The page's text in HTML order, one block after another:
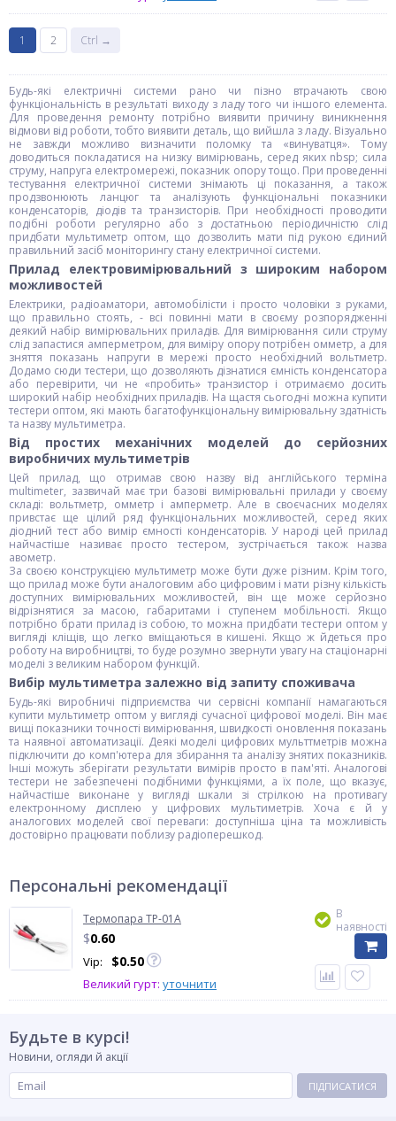
1 2 Ctrl →
Будь-які електричні системи рано чи пізно втрачають свою
функціональність в результаті виходу з ладу того чи іншого елемента.
Для проведення ремонту потрібно виявити причину виникнення
відмови від роботи, тобто виявити деталь, що вийшла з ладу. Візуально
не завжди можливо визначити поломку та «винуватця». Тому
доводиться покладатися на низку вимірювань, серед яких nbsp; сила
струму, напруга електромережі, показник опору тощо. При проведенні
тестування електричної системи знімають ці показання, а також
продзвонюють ланцюг та аналізують функціональні показники
конденсаторів, діодів та транзисторів. При необхідності проводити
подібні роботи регулярно або з достатньою періодичністю слід
придбати мультиметр оптом, що дозволить мати під рукою єдиний
правильний засіб моніторингу стану електричної системи.
Прилад електровимірювальний з широким набором
можливостей
Електрики, радіоаматори, автомобілісти і просто чоловіки з руками,
що правильно стоять, - всі повинні мати в своєму розпорядженні
деякий набір вимірювальних приладів. Для вимірювання сили струму
слід запастися амперметром, для виміру опору потрібен омметр, а для
зняття показань напруги в мережі просто необхідний вольтметр.
Додамо сюди тестери, що дозволяють дізнатися ємність конденсатора
або перевірити, чи не «пробить» транзистор і отримаємо досить
широкий набір необхідних приладів. На щастя сьогодні можна купити
тестери оптом, які мають багатофункціональну вимірювальну здатність
та назву мультиметра.
Від простих механічних моделей до серйозних
виробничих мультиметрів
Цей прилад, що отримав свою назву від англійського терміна
multimeter, зазвичай має три базові вимірювальні прилади у своєму
складі: вольтметр, омметр і амперметр. Але в своєчасних моделях
привстає ще цілий ряд функціональних можливостей, серед яких
діодний тест або вимір ємності конденсаторів. У народі цей прилад
найчастіше називає просто тестером, зустрічається також назва
авометр.
За своєю конструкцією мультиметр може бути дуже різним. Крім того,
що прилад може бути аналоговим або цифровим і мати різну кількість
доступних вимірювальних можливостей, він ще може серйозно
відрізнятися за масою, габаритами і ступенем мобільності. Якщо
потрібно брати прилад із собою, то можна придбати тестери оптом у
вигляді кліщів, що легко вміщаються в кишені. Якщо ж йдеться про
роботу на виробництві, то буде розумно звернути увагу на стаціонарні
моделі з великим набором функцій.
Вибір мультиметра залежно від запиту споживача
Будь-які виробничі підприємства чи сервісні компанії намагаються
купити мультиметр оптом у вигляді сучасної цифрової моделі. Він має
вищі показники точності вимірювання, швидкості оновлення показань
та наявної автоматизації. Деякі моделі цифрових мульттметрів можна
підключити до комп'ютера для збирання та аналізу знятих показників.
Інші можуть зберігати результати вимірів просто в пам'яті. Аналогові
тестери не забезпечені подібними функціями, а їх поле, що вказує,
найчастіше виконане у вигляді шкали зі стрілкою на противагу
електронному дисплею у цифрових мультиметрів. Хоча є й у
аналогових моделей свої переваги: доступніша ціна та можливість
достовірно працювати поблизу радіоперешкод.
Персональні рекомендації
Термопара TP-01А
$0.60
Vip: $0.50
Великий гурт: уточнити
В
наявності
Будьте в курсі!
Новини, огляди й акції
ПІДПИСАТИСЯ